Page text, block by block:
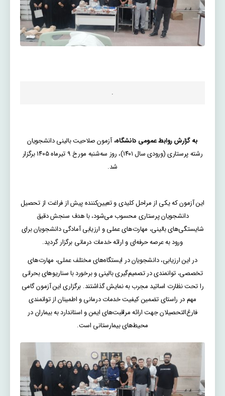
.
به گزارش روابط عمومی دانشگاه،آزمون صلاحیت بالینی دانشجویان
رشته پرستاری (ورودی سال ۱۴۰۱)، روز سه‌شنبه مورخ ۹ تیرماه ۱۴۰۵ برگزار
شد.
این آزمون که یکی از مراحل کلیدی و تعیین‌کننده پیش از فراغت از تحصیل
دانشجویان پرستاری محسوب می‌شود، با هدف سنجش دقیق
شایستگی‌های بالینی، مهارت‌های عملی و ارزیابی آمادگی دانشجویان برای
ورود به عرصه حرفه‌ای و ارائه خدمات درمانی برگزار گردید.
در این ارزیابی، دانشجویان در ایستگاه‌های مختلف عملی، مهارت‌های
تخصصی، توانمندی در تصمیم‌گیری بالینی و برخورد با سناریوهای بحرانی
را تحت نظارت اساتید مجرب به نمایش گذاشتند. برگزاری این آزمون گامی
مهم در راستای تضمین کیفیت خدمات درمانی و اطمینان از توانمندی
فارغ‌التحصیلان جهت ارائه مراقبت‌های ایمن و استاندارد به بیماران در
محیط‌های بیمارستانی است.